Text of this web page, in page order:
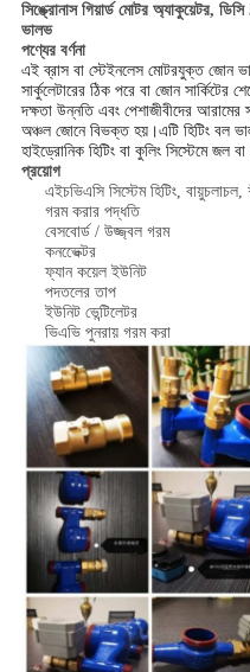
সিঙ্ক্রোনাস গিয়ার্ড মোটর অ্যাকুয়েটর,
ভালভ
পণ্যের বর্ণনা
এই ব্রাস বা স্টেইনলেস মোটরযুক্ত জোন
সার্কুলেটারের ঠিক পরে বা জোন
দক্ষতা উন্নতি এবং পেশাজীবীদের আরামের
অঞ্চল জোনে বিভক্ত হয়।এটি হিটিং বল
হাইড্রোনিক হিটিং বা কুলিং সিস্টেমে জল
প্রয়োগ
এইচভিএসি সিস্টেম হিটিং, বায়ুচলাচল,
গরম করার পদ্ধতি
বেসবোর্ড / উজ্জ্বল গরম
কনভেেক্টর
ফ্যান কয়েল ইউনিট
পদতলের তাপ
ইউনিট ভেন্টিলেটর
ভিএভি পুনরায় গরম করা